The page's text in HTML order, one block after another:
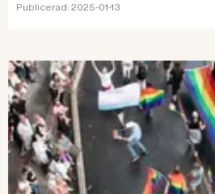
anpassningen, manar
Publicerad: 2025-01-13